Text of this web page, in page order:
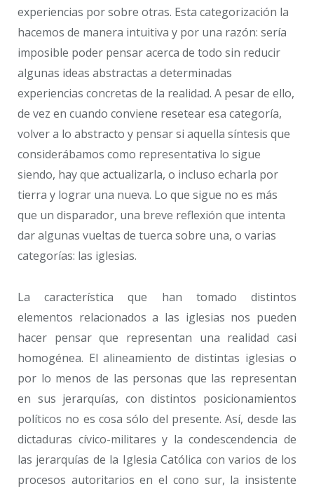
experiencias por sobre otras. Esta categorización la
hacemos de manera intuitiva y por una razón: sería
imposible poder pensar acerca de todo sin reducir
algunas ideas abstractas a determinadas
experiencias concretas de la realidad. A pesar de ello,
de vez en cuando conviene resetear esa categoría,
volver a lo abstracto y pensar si aquella síntesis que
considerábamos como representativa lo sigue
siendo, hay que actualizarla, o incluso echarla por
tierra y lograr una nueva. Lo que sigue no es más
que un disparador, una breve reflexión que intenta
dar algunas vueltas de tuerca sobre una, o varias
categorías: las iglesias.
La característica que han tomado distintos
elementos relacionados a las iglesias nos pueden
hacer pensar que representan una realidad casi
homogénea. El alineamiento de distintas iglesias o
por lo menos de las personas que las representan
en sus jerarquías, con distintos posicionamientos
políticos no es cosa sólo del presente. Así, desde las
dictaduras cívico-militares y la condescendencia de
las jerarquías de la Iglesia Católica con varios de los
procesos autoritarios en el cono sur, la insistente